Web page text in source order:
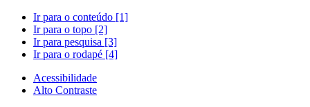
Ir para o conteúdo [1]
Ir para o topo [2]
Ir para pesquisa [3]
Ir para o rodapé [4]
Acessibilidade
Alto Contraste